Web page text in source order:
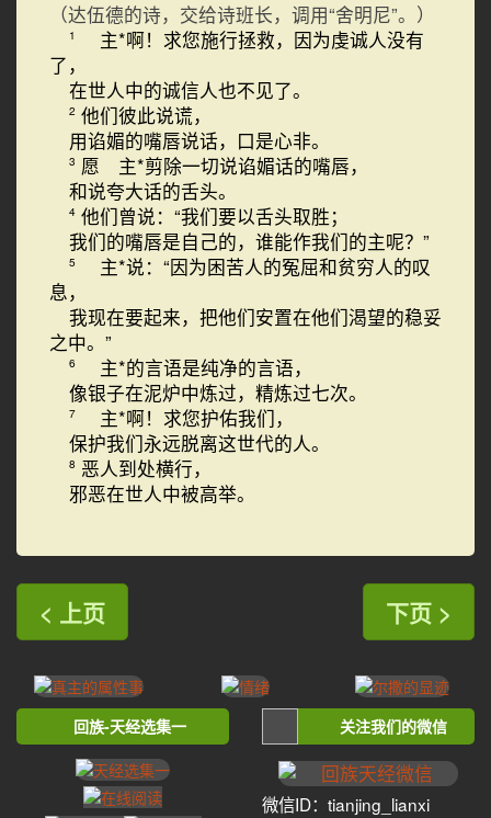
（达伍德的诗，交给诗班长，调用“舍明尼”。）
1
主*啊！求您施行拯救，因为虔诚人没有
了，
在世人中的诚信人也不见了。
2 他们彼此说谎，
用谄媚的嘴唇说话，口是心非。
3 愿 主*剪除一切说谄媚话的嘴唇，
和说夸大话的舌头。
4 他们曾说：“我们要以舌头取胜；
我们的嘴唇是自己的，谁能作我们的主呢？”
5
主*说：“因为困苦人的冤屈和贫穷人的叹
息，
我现在要起来，把他们安置在他们渴望的稳妥
之中。”
6
主*的言语是纯净的言语，
像银子在泥炉中炼过，精炼过七次。
7
主*啊！求您护佑我们，
保护我们永远脱离这世代的人。
8 恶人到处横行，
邪恶在世人中被高举。
< 上页 下页 >
回族-天经选集一 关注我们的微信
微信ID：tianjing_lianxi